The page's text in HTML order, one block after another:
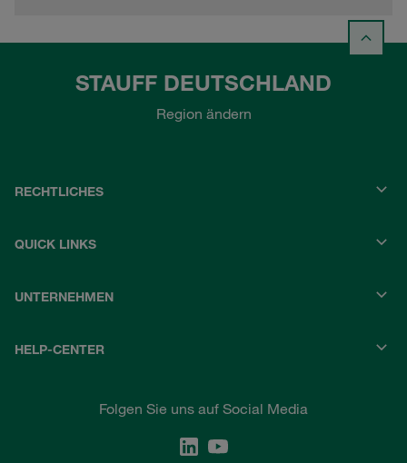
STAUFF DEUTSCHLAND
Region ändern
RECHTLICHES
QUICK LINKS
UNTERNEHMEN
HELP-CENTER
Folgen Sie uns auf Social Media